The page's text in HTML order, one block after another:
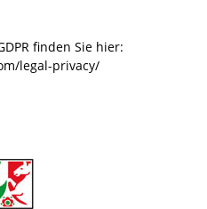
finden Sie hier:
legal-privacy/